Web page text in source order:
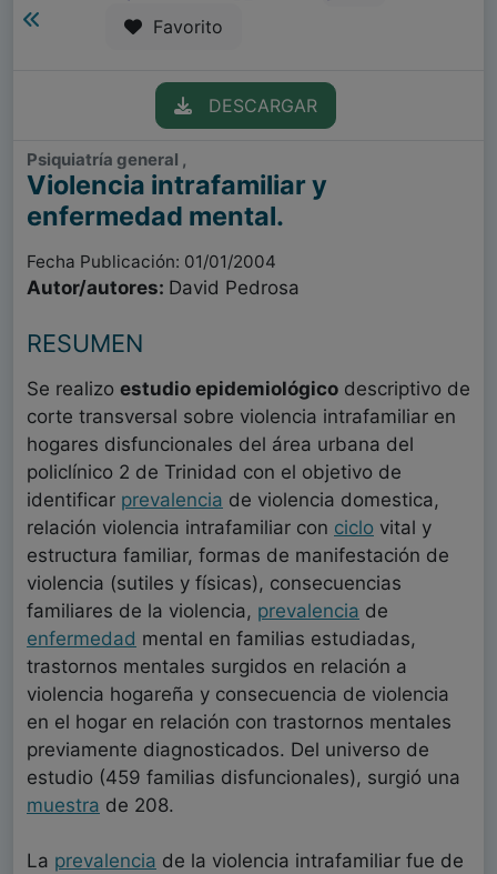
Favorito
DESCARGAR
Psiquiatría general ,
Violencia intrafamiliar y
enfermedad mental.
Fecha Publicación: 01/01/2004
Autor/autores: David Pedrosa
RESUMEN
Se realizo estudio epidemiológico descriptivo de
corte transversal sobre violencia intrafamiliar en
hogares disfuncionales del área urbana del
policlínico 2 de Trinidad con el objetivo de
identificar prevalencia de violencia domestica,
relación violencia intrafamiliar con ciclo vital y
estructura familiar, formas de manifestación de
violencia (sutiles y físicas), consecuencias
familiares de la violencia, prevalencia de
enfermedad mental en familias estudiadas,
trastornos mentales surgidos en relación a
violencia hogareña y consecuencia de violencia
en el hogar en relación con trastornos mentales
previamente diagnosticados. Del universo de
estudio (459 familias disfuncionales), surgió una
muestra de 208.
La prevalencia de la violencia intrafamiliar fue de